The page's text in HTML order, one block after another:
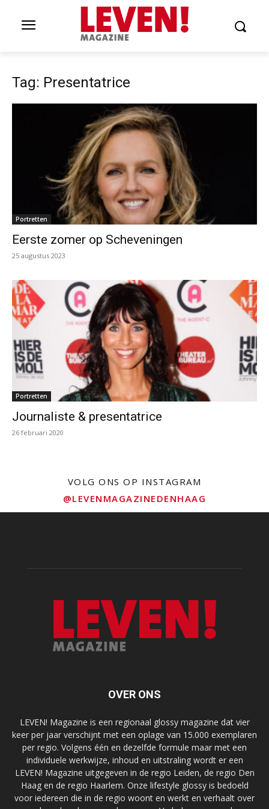
Tag: Presentatrice
Portretten
Eerste zomer op Scheveningen
25 augustus 2023
Portretten
Journaliste & presentatrice
26 februari 2020
VOLG ONS OP INSTAGRAM
@LEVENMAGAZINEDENHAAG
OVER ONS
LEVEN! Magazine is een regionaal glossy magazine dat vier
keer per jaar verschijnt met een oplage van 15.000 exemplaren
per regio. Volgens één en dezelfde formule maar met een
individuele werkwijze, inhoud en uitstraling wordt er een
LEVEN! Magazine uitgegeven in de regio Leiden, de regio Den
Haag en de regio Haarlem. Onze lifestyle glossy is bedoeld
voor iedereen die in de regio woont en werkt en verhaalt over